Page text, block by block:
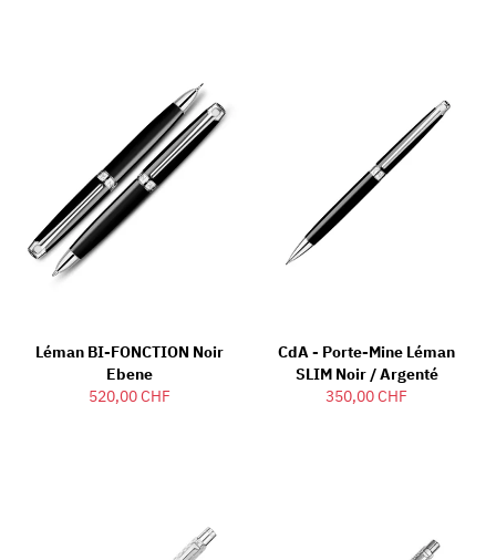
Léman BI-FONCTION Noir
Ebene
520,00 CHF
CdA - Porte-Mine Léman
SLIM Noir / Argenté
350,00 CHF